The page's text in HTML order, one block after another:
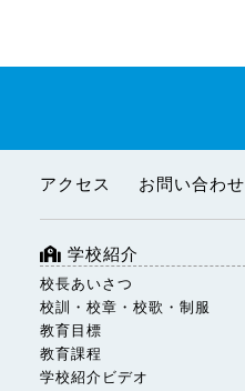
アクセス お問い合わせ
学校紹介
校長あいさつ
校訓・校章・校歌・制服
教育目標
教育課程
学校紹介ビデオ